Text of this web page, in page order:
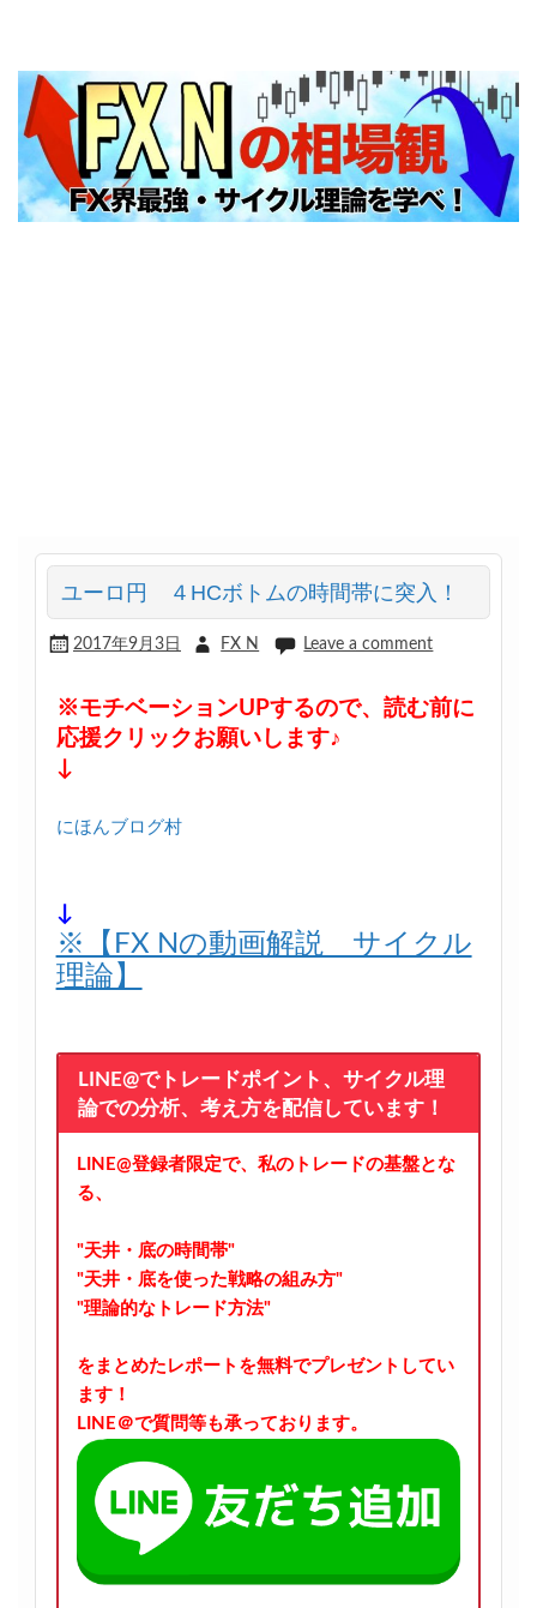
ユーロ円 ４HCボトムの時間帯に突入！
2017年9月3日 FX N Leave a comment
※モチベーションUPするので、読む前に
応援クリックお願いします♪
↓
にほんブログ村
↓
※【FX Nの動画解説 サイクル
理論】
LINE@でトレードポイント、サイクル理
論での分析、考え方を配信しています！
LINE@登録者限定で、私のトレードの基盤とな
る、
"天井・底の時間帯"
"天井・底を使った戦略の組み方"
"理論的なトレード方法"
をまとめたレポートを無料でプレゼントしてい
ます！
LINE＠で質問等も承っております。